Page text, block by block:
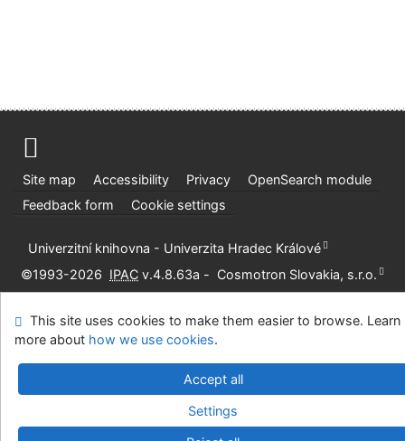
Site map Accessibility Privacy
OpenSearch module
Feedback form
Cookie settings
Univerzitní knihovna - Univerzita Hradec Králové
©1993-2026 IPAC v.4.8.63a - Cosmotron Slovakia, s.r.o.
This site uses cookies to make them easier to browse. Learn
more about how we use cookies.
Accept all
Settings